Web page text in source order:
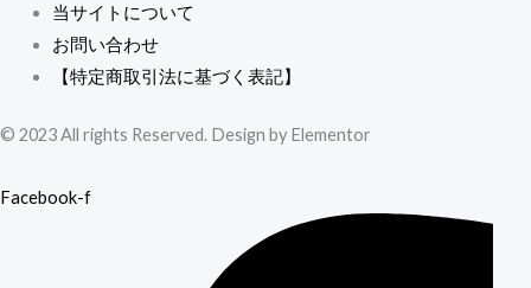
当サイトについて
お問い合わせ
【特定商取引法に基づく表記】
© 2023 All rights Reserved. Design by Elementor
Facebook-f